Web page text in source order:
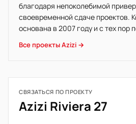
благодаря непоколебимой
своевременной сдаче проектов.
основана в 2007 году и с тех пор
Все проекты Azizi →
СВЯЗАТЬСЯ ПО ПРОЕКТУ
Azizi Riviera 27